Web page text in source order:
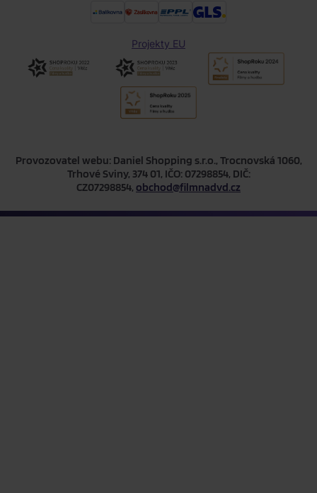
Projekty EU
Provozovatel webu: Daniel Shopping s.r.o., Trocnovská 1060,
Trhové Sviny, 374 01, IČO: 07298854, DIČ:
CZ07298854, obchod@filmnadvd.cz